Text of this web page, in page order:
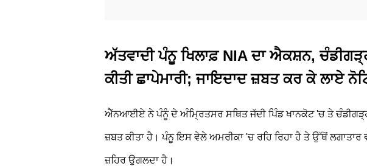
ਅੱਤਵਾਦੀ ਪੰਨੂ ਖਿਲਾਫ਼ NIA ਦਾ ਐਕਸ਼ਨ,
ਕੀਤੀ ਛਾਪੇਮਾਰੀ; ਜਾਇਦਾਦ ਜ਼ਬਤ ਕਰ ਕੇ ਲਾਏ
ਐੱਨਆਈਏ ਨੇ ਪੰਨੂੰ ਦੇ ਅੰਮ੍ਰਿਤਸਰ ਸਥਿਤ ਜੱਦੀ ਪਿੰਡ ਖਾਨਕੋਟ 'ਚ ਤੇ
ਜ਼ਬਤ ਕੀਤਾ ਹੈ। ਪੰਨੂ ਇਸ ਵੇਲੇ ਅਮਰੀਕਾ 'ਚ ਰਹਿ ਰਿਹਾ ਹੈ ਤੇ ਉੱਥੋਂ ਲਗਾਤਾਰ
ਜ਼ਹਿਰ ਉਗਲਦਾ ਹੈ।